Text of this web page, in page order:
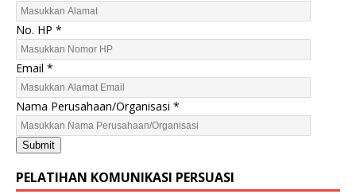
No. HP *
P
e
r
u
s
a
h
a
Email *
Nama Perusahaan/Organisasi *
Submit
PELATIHAN KOMUNIKASI PERSUASI